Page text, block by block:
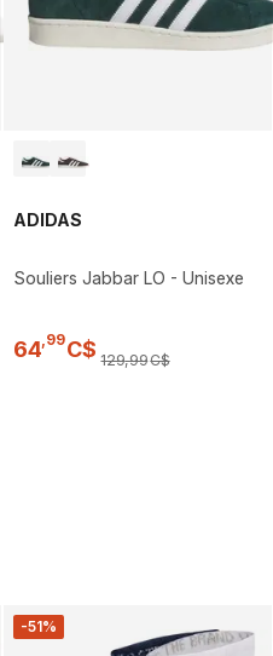
ADIDAS
Souliers Jabbar LO - Unisexe
64 99C$ 129,99C$
-51%